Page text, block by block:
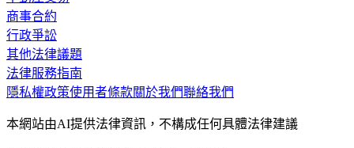
商事合約
行政爭訟
其他法律議題
法律服務指南
隱私權政策使用者條款關於我們聯絡我們
本網站由AI提供法律資訊，不構成任何具體法律建議